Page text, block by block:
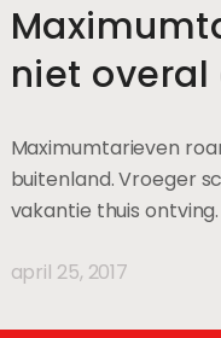
niet
Maximumtarieven
buitenland. Vroeger
vakantie thuis
april 25, 2017